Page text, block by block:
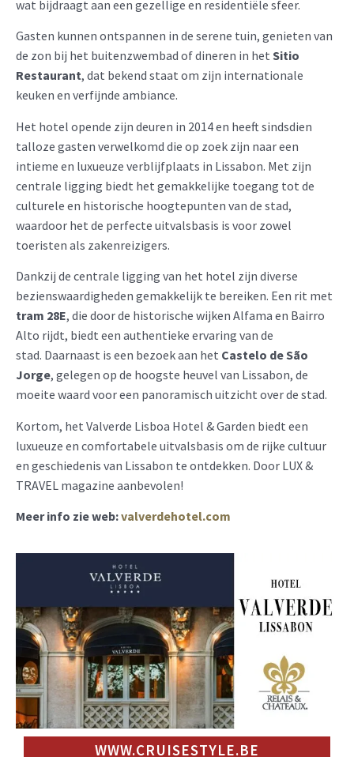
wat bijdraagt aan een gezellige en residentiële sfeer.
Gasten kunnen ontspannen in de serene tuin, genieten van
de zon bij het buitenzwembad of dineren in het Sitio
Restaurant, dat bekend staat om zijn internationale
keuken en verfijnde ambiance. ​
Het hotel opende zijn deuren in 2014 en heeft sindsdien
talloze gasten verwelkomd die op zoek zijn naar een
intieme en luxueuze verblijfplaats in Lissabon. Met zijn
centrale ligging biedt het gemakkelijke toegang tot de
culturele en historische hoogtepunten van de stad,
waardoor het de perfecte uitvalsbasis is voor zowel
toeristen als zakenreizigers.​
Dankzij de centrale ligging van het hotel zijn diverse
bezienswaardigheden gemakkelijk te bereiken. Een rit met
tram 28E, die door de historische wijken Alfama en Bairro
Alto rijdt, biedt een authentieke ervaring van de
stad. Daarnaast is een bezoek aan het Castelo de São
Jorge, gelegen op de hoogste heuvel van Lissabon, de
moeite waard voor een panoramisch uitzicht over de stad.​
Kortom, het Valverde Lisboa Hotel & Garden biedt een
luxueuze en comfortabele uitvalsbasis om de rijke cultuur
en geschiedenis van Lissabon te ontdekken. Door LUX &
TRAVEL magazine aanbevolen!
Meer info zie web:valverdehotel.com
WWW.CRUISESTYLE.BE